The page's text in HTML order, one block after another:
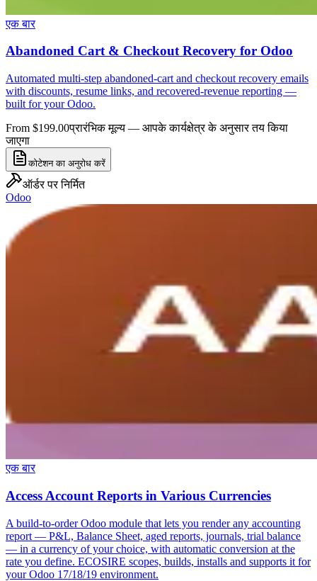
एक बार
Abandoned Cart & Checkout Recovery for Odoo
Automated multi-step abandoned-cart and checkout recovery emails
with discounts, resume links, and recovered-revenue reporting —
built for your Odoo.
From $199.00प्रारंभिक मूल्य — आपके कार्यक्षेत्र के अनुसार तय किया
जाएगा
कोटेशन का अनुरोध करें
ऑर्डर पर निर्मित
Odoo
एक बार
Access Account Reports in Various Currencies
A build-to-order Odoo module that lets you render any accounting
report — P&L, Balance Sheet, aged reports, journals, trial balance
— in a currency of your choice, with automatic conversion at the
rate you define. ECOSIRE scopes, builds, installs and supports it for
your Odoo 17/18/19 environment.